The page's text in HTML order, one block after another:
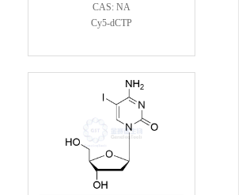
CAS: NA
Cy5-dCTP